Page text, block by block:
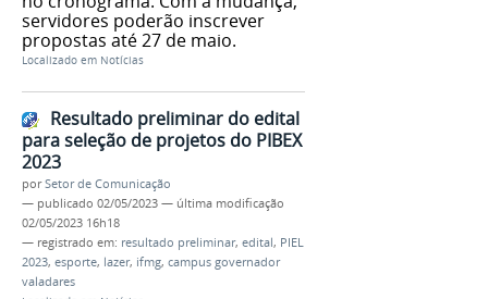
servidores poderão inscrever
propostas até 27 de maio.
Localizado em Notícias
Resultado preliminar do edital
para seleção de projetos do PIBEX
2023
porSetor de Comunicação
— publicado 02/05/2023 — última modificação
02/05/2023 16h18
— registrado em: resultado preliminar, edital, PIEL
2023, esporte, lazer, ifmg, campus governador
valadares